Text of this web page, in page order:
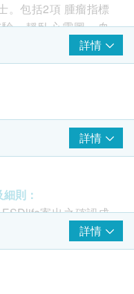
抗原等較少在體檢中包含
腫瘤標誌物含量及X光肺
。包括2項 腫瘤指標
、靜臥心電圖、血
。
詳情
詳情
則：
寄出之確認成
中心將於隨後1-2個
戶預約身體檢查的時
或在訂單確認後1個
2369 0680)。
詳情